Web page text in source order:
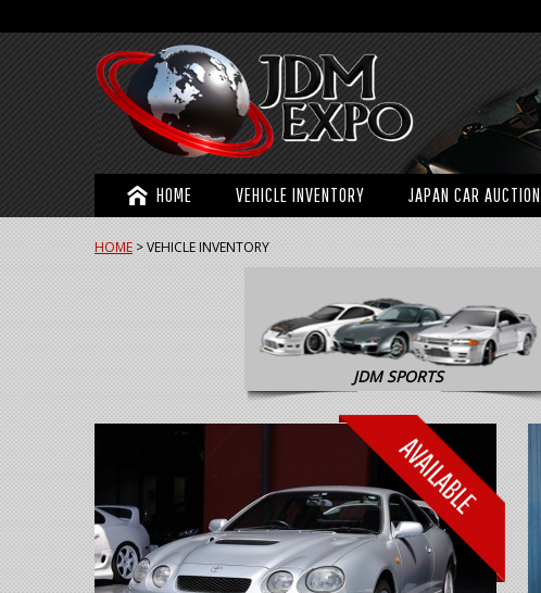
HOME VEHICLE INVENTORY JAPAN CAR AUCTION
HOME >VEHICLE INVENTORY
JDM SPORTS